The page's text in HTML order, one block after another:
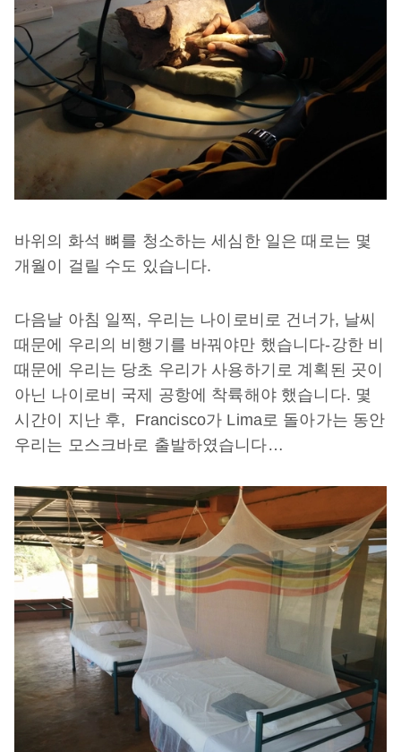
바위의 화석 뼈를 청소하는 세심한 일은 때로는 몇
개월이
걸릴 수도 있습니다.
다음날 아침 일찍, 우리는 나이로비로 건너가, 날씨
때문에
우리의 비행기를 바꿔야만 했습니다-강한 비
때문에
우리는 당초 우리가 사용하기로 계획된 곳이
아닌 나이로비 국제 공항에 착륙해야 했습니다. 몇
시간이
지난 후, Francisco가 Lima로 돌아가는 동안
우리는 모스크바로 출발하였습니다…